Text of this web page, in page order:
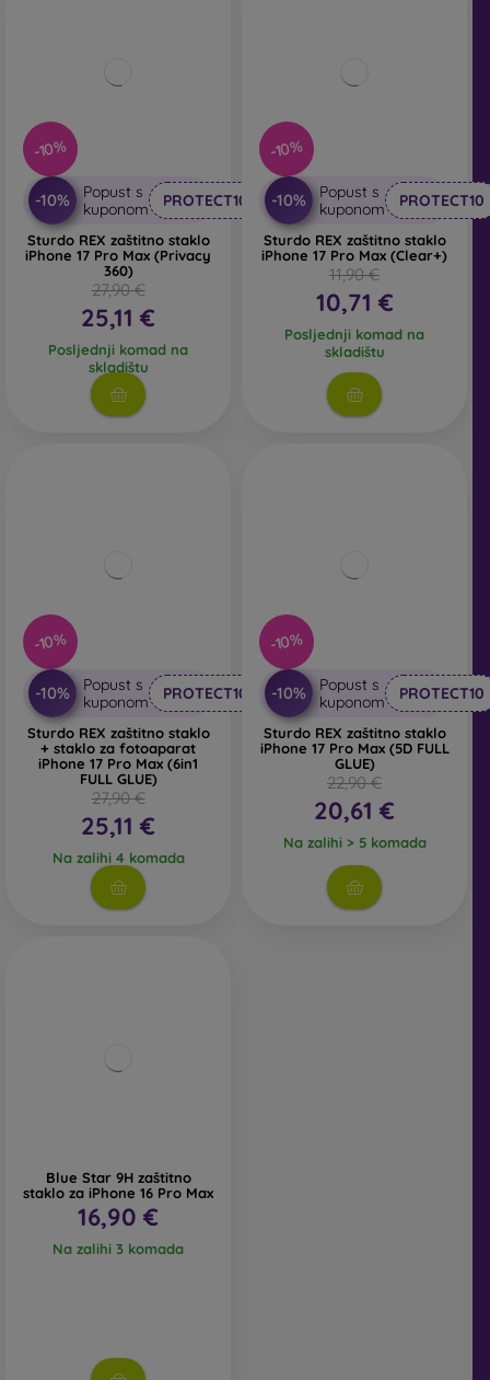
-10%
-10%
Popust s
kuponom
PROTECT10
Sturdo REX zaštitno staklo
iPhone 17 Pro Max (Privacy
360)
27,90 €
25,11 €
Posljednji komad na
skladištu
-10%
-10%
Popust s
kuponom
PROTECT10
Sturdo REX zaštitno staklo
iPhone 17 Pro Max (Clear+)
11,90 €
10,71 €
Posljednji komad na
skladištu
-10%
-10%
Popust s
kuponom
PROTECT10
Sturdo REX zaštitno staklo
+ staklo za fotoaparat
iPhone 17 Pro Max (6in1
FULL GLUE)
27,90 €
25,11 €
Na zalihi 4 komada
-10%
-10%
Popust s
kuponom
PROTECT10
Sturdo REX zaštitno staklo
iPhone 17 Pro Max (5D FULL
GLUE)
22,90 €
20,61 €
Na zalihi > 5 komada
Blue Star 9H zaštitno
staklo za iPhone 16 Pro Max
16,90 €
Na zalihi 3 komada